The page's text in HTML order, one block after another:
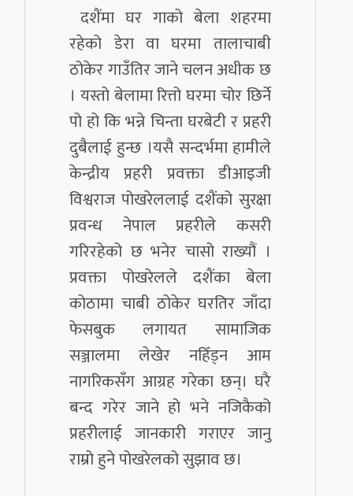
दशैंमा घर गाको बेला शहरमा
रहेको डेरा वा घरमा तालाचाबी
ठोकेर गाउँतिर जाने चलन अधीक छ
। यस्तो बेलामा रित्तो घरमा चोर छिर्ने
पो हो कि भन्ने चिन्ता घरबेटी र प्रहरी
दुबैलाई हुन्छ ।यसै सन्दर्भमा हामीले
केन्द्रीय प्रहरी प्रवक्ता डीआइजी
विश्वराज पोखरेललाई दशैंको सुरक्षा
प्रवन्ध नेपाल प्रहरीले कसरी
गरिरहेको छ भनेर चासो राख्यौं ।
प्रवक्ता पोखरेलले दशैंका बेला
कोठामा चाबी ठोकेर घरतिर जाँदा
फेसबुक लगायत सामाजिक
सञ्जालमा लेखेर नहिँड्न आम
नागरिकसँग आग्रह गरेका छन्। घरै
बन्द गरेर जाने हो भने नजिकैको
प्रहरीलाई जानकारी गराएर जानु
राम्रो हुने पोखरेलको सुझाव छ।